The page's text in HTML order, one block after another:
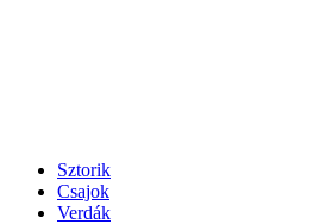
Sztorik
Csajok
Verdák